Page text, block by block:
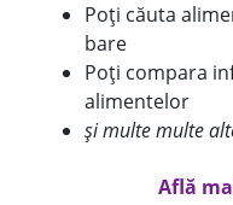
Poți căuta
bare
Poți compara
alimentelor
și multe multe
Află